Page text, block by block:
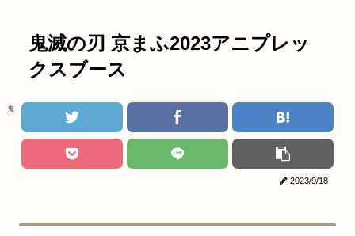
鬼滅の刃 京まふ2023アニプレッ
クスブース
鬼滅の刃
2023/9/18